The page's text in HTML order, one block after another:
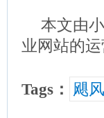
本文由
业网站的
Tags： 飓